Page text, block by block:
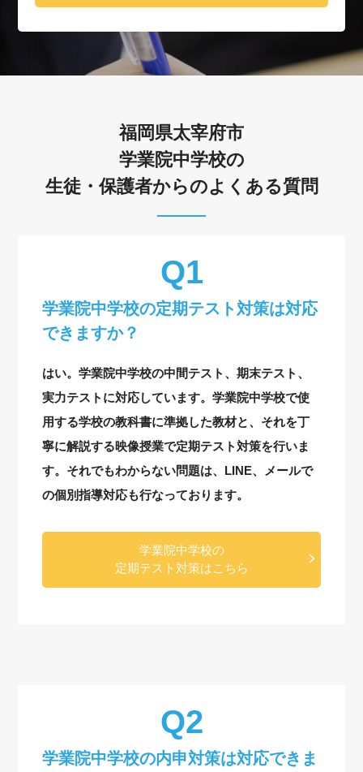
福岡県太宰府市
学業院中学校の
生徒・保護者からのよくある質問
学業院中学校の定期テスト対策は対応
できますか？
はい。学業院中学校の中間テスト、期末テスト、
実力テストに対応しています。学業院中学校で使
用する学校の教科書に準拠した教材と、それを丁
寧に解説する映像授業で定期テスト対策を行いま
す。それでもわからない問題は、LINE、メールで
の個別指導対応も行なっております。
学業院中学校の
定期テスト対策はこちら
学業院中学校の内申対策は対応できま